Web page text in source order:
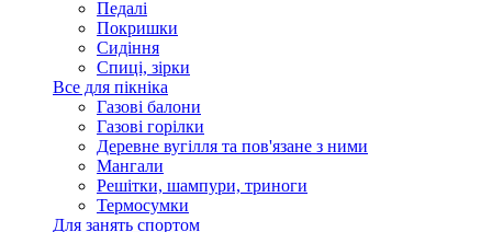
Педалі
Покришки
Сидіння
Спиці, зірки
Все для пікніка
Газові балони
Газові горілки
Деревне вугілля та пов'язане з ними
Мангали
Решітки, шампури, триноги
Термосумки
Для занять спортом